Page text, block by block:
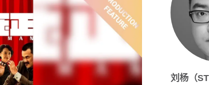
刘杨（